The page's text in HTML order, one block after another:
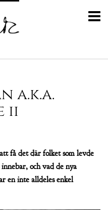
a.k.a.
ii
få det där folket som levde
och vad de nya
en inte alldeles enkel